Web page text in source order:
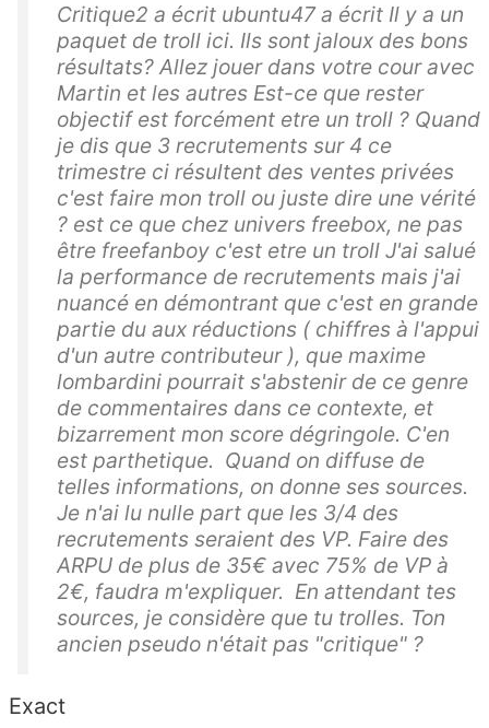
Critique2 a écrit ubuntu47 a écrit Il y a un
paquet de troll ici. Ils sont jaloux des bons
résultats? Allez jouer dans votre cour avec
Martin et les autres Est-ce que rester
objectif est forcément etre un troll ? Quand
je dis que 3 recrutements sur 4 ce
trimestre ci résultent des ventes privées
c'est faire mon troll ou juste dire une vérité
? est ce que chez univers freebox, ne pas
être freefanboy c'est etre un troll J'ai salué
la performance de recrutements mais j'ai
nuancé en démontrant que c'est en grande
partie du aux réductions ( chiffres à l'appui
d'un autre contributeur ), que maxime
lombardini pourrait s'abstenir de ce genre
de commentaires dans ce contexte, et
bizarrement mon score dégringole. C'en
est parthetique. Quand on diffuse de
telles informations, on donne ses sources.
Je n'ai lu nulle part que les 3/4 des
recrutements seraient des VP. Faire des
ARPU de plus de 35€ avec 75% de VP à
2€, faudra m'expliquer. En attendant tes
sources, je considère que tu trolles. Ton
ancien pseudo n'était pas "critique" ?
Exact